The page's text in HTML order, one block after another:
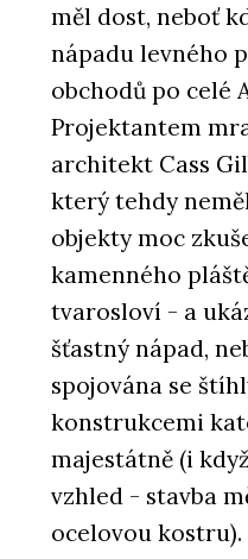
měl dost, neboť
nápadu levného
obchodů po celé
Projektantem
architekt Cass
který tehdy
objekty moc
kamenného
tvarosloví - a
šťastný nápad,
spojována se
konstrukcemi
majestátně (i
vzhled - stavba
ocelovou kostru).